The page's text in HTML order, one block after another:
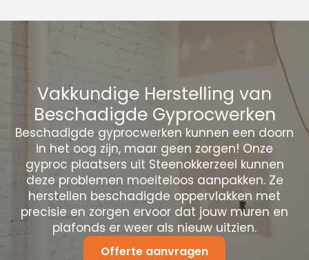
Vakkundige Herstelling van
Beschadigde Gyprocwerken
Beschadigde gyprocwerken kunnen een doorn
in het oog zijn, maar geen zorgen! Onze
gyproc plaatsers uit Steenokkerzeel kunnen
deze problemen moeiteloos aanpakken. Ze
herstellen beschadigde oppervlakken met
precisie en zorgen ervoor dat jouw muren en
plafonds er weer als nieuw uitzien.
Offerte aanvragen